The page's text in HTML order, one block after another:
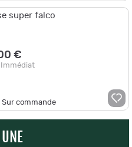
super falco
€
Sur commande